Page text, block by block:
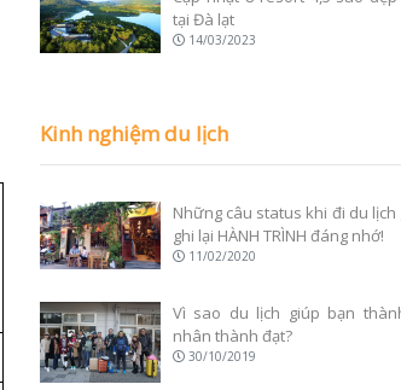
tại Đà lạt
14/03/2023
Kinh nghiệm du lịch
Những câu status khi đi du lịch
ghi lại HÀNH TRÌNH đáng nhớ!
11/02/2020
Vì sao du lịch giúp bạn
nhân thành đạt?
30/10/2019